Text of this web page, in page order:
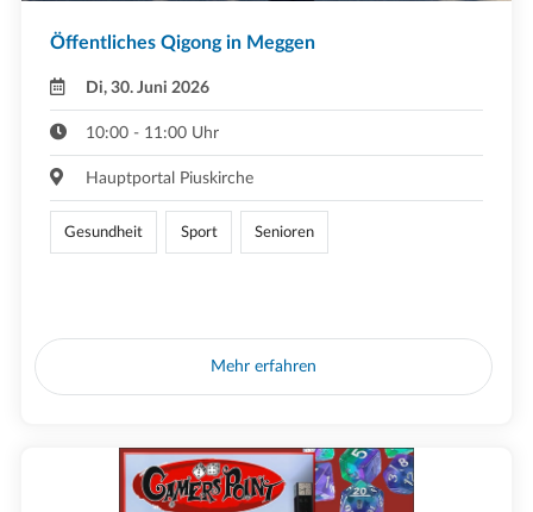
Öffentliches Qigong in Meggen
Di, 30. Juni 2026
10:00 - 11:00 Uhr
Hauptportal Piuskirche
Gesundheit Sport Senioren
Mehr erfahren